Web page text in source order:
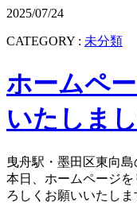
2025/07/24
CATEGORY : 未分類
ホームペ
いたしま
曳舟駅・墨田区東向
本日、ホームページ
ろしくお願いいたしま